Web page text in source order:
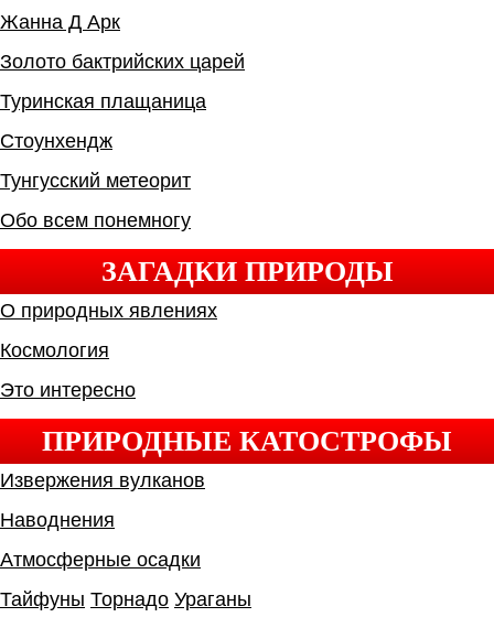
Жанна Д Арк
Золото бактрийских царей
Туринская плащаница
Стоунхендж
Тунгусский метеорит
Обо всем понемногу
ЗАГАДКИ ПРИРОДЫ
О природных явлениях
Космология
Это интересно
ПРИРОДНЫЕ КАТОСТРОФЫ
Извержения вулканов
Наводнения
Атмосферные осадки
Тайфуны Торнадо Ураганы